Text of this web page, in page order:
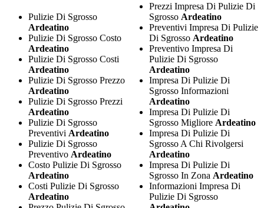
Pulizie Di Sgrosso
Ardeatino
Pulizie Di Sgrosso Costo
Ardeatino
Pulizie Di Sgrosso Costi
Ardeatino
Pulizie Di Sgrosso Prezzo
Ardeatino
Pulizie Di Sgrosso Prezzi
Ardeatino
Pulizie Di Sgrosso
Preventivi Ardeatino
Pulizie Di Sgrosso
Preventivo Ardeatino
Costo Pulizie Di Sgrosso
Ardeatino
Costi Pulizie Di Sgrosso
Ardeatino
Prezzi Impresa Di Pulizie Di
Sgrosso Ardeatino
Preventivi Impresa Di Pulizie
Di Sgrosso Ardeatino
Preventivo Impresa Di
Pulizie Di Sgrosso
Ardeatino
Impresa Di Pulizie Di
Sgrosso Informazioni
Ardeatino
Impresa Di Pulizie Di
Sgrosso Migliore Ardeatino
Impresa Di Pulizie Di
Sgrosso A Chi Rivolgersi
Ardeatino
Impresa Di Pulizie Di
Sgrosso In Zona Ardeatino
Informazioni Impresa Di
Pulizie Di Sgrosso